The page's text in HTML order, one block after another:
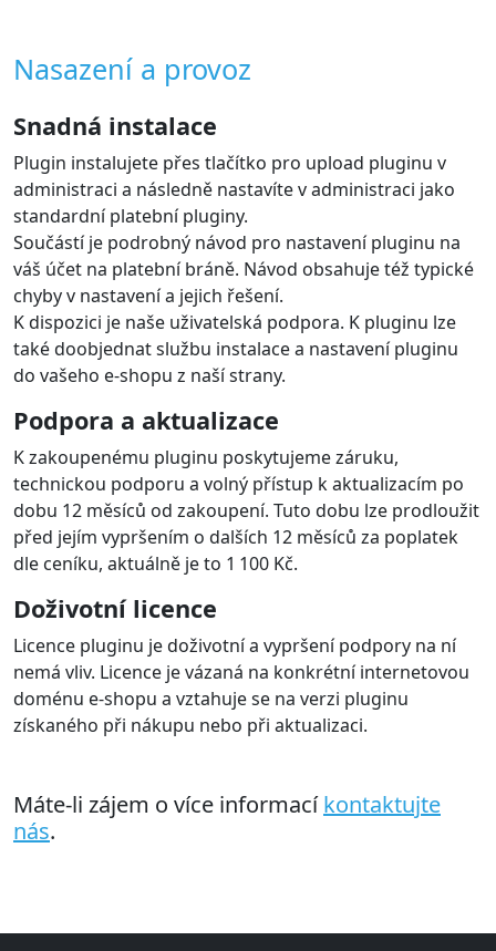
Nasazení a provoz
Snadná instalace
Plugin instalujete přes tlačítko pro upload pluginu v
administraci a následně nastavíte v administraci jako
standardní platební pluginy.
Součástí je podrobný návod pro nastavení pluginu na
váš účet na platební bráně. Návod obsahuje též typické
chyby v nastavení a jejich řešení.
K dispozici je naše uživatelská podpora. K pluginu lze
také doobjednat službu instalace a nastavení pluginu
do vašeho e-shopu z naší strany.
Podpora a aktualizace
K zakoupenému pluginu poskytujeme záruku,
technickou podporu a volný přístup k aktualizacím po
dobu 12 měsíců od zakoupení. Tuto dobu lze prodloužit
před jejím vypršením o dalších 12 měsíců za poplatek
dle ceníku, aktuálně je to 1 100 Kč.
Doživotní licence
Licence pluginu je doživotní a vypršení podpory na ní
nemá vliv. Licence je vázaná na konkrétní internetovou
doménu e-shopu a vztahuje se na verzi pluginu
získaného při nákupu nebo při aktualizaci.
Máte-li zájem o více informacíkontaktujte
nás.